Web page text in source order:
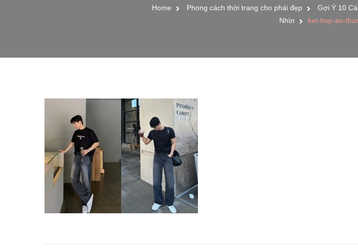
Home Phong cách thời trang cho phái đẹp
Gợi Ý 10
Nhìn
ket-hop-ao-